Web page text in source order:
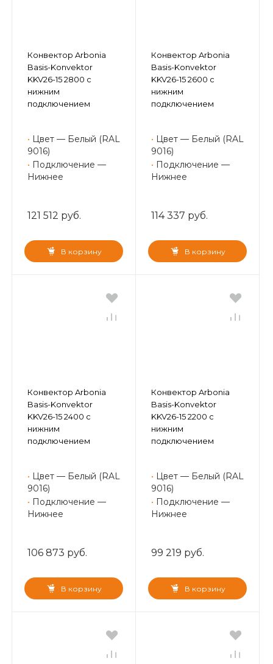
Конвектор Arbonia
Basis-Konvektor
KKV26-15 2800 с
нижним
подключением
• Цвет — Белый (RAL
9016)
• Подключение —
Нижнее
121 512 руб.
В корзину
Конвектор Arbonia
Basis-Konvektor
KKV26-15 2600 с
нижним
подключением
• Цвет — Белый (RAL
9016)
• Подключение —
Нижнее
114 337 руб.
В корзину
Конвектор Arbonia
Basis-Konvektor
KKV26-15 2400 с
нижним
подключением
• Цвет — Белый (RAL
9016)
• Подключение —
Нижнее
106 873 руб.
В корзину
Конвектор Arbonia
Basis-Konvektor
KKV26-15 2200 с
нижним
подключением
• Цвет — Белый (RAL
9016)
• Подключение —
Нижнее
99 219 руб.
В корзину